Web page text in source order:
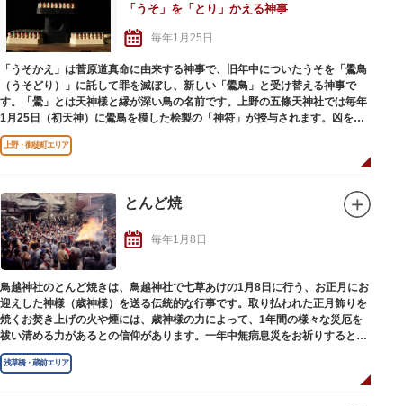
「うそ」を「とり」かえる神事
毎年1月25日
「うそかえ」は菅原道真命に由来する神事で、旧年中についたうそを「鷽鳥
（うそどり）」に託して罪を滅ぼし、新しい「鷽鳥」と受け替える神事で
す。「鷽」とは天神様と縁が深い鳥の名前です。上野の五條天神社では毎年
1月25日（初天神）に鷽鳥を模した桧製の「神符」が授与されます。凶を祓
い、吉を迎える行事で多くの方が参拝されます。
※神符は神社手製の為、授与数に限りがあります。
上野・御徒町エリア
とんど焼
毎年1月8日
鳥越神社のとんど焼きは、鳥越神社で七草あけの1月8日に行う、お正月にお
迎えした神様（歳神様）を送る伝統的な行事です。取り払われた正月飾りを
焼くお焚き上げの火や煙には、歳神様の力によって、1年間の様々な災厄を
祓い清める力があるとの信仰があります。一年中無病息災をお祈りするとい
う新春のめでたい行事です。
浅草橋・蔵前エリア